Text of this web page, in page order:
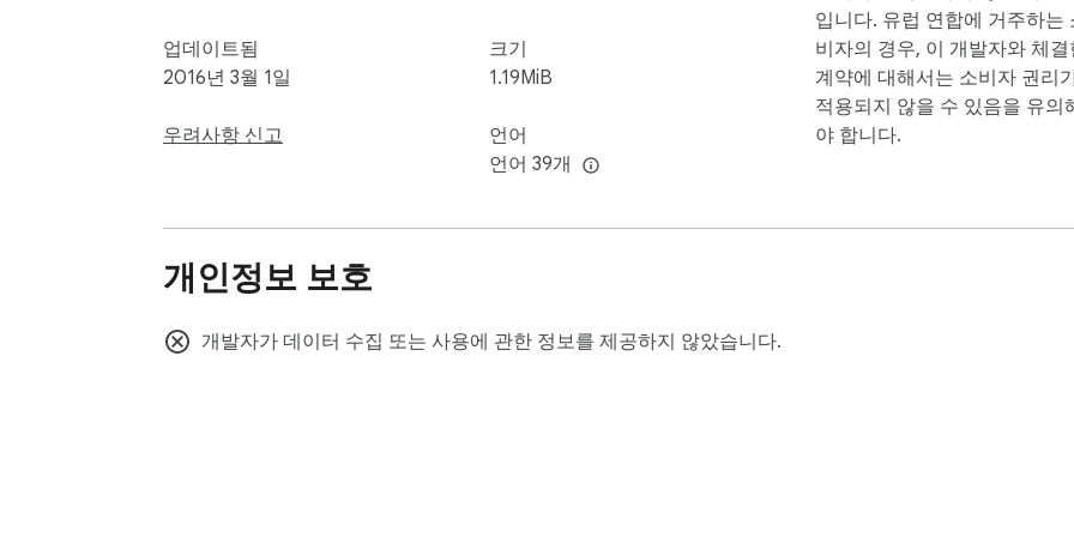
업데이트됨
2016년 3월 1일
우려사항 신고
크기
1.19MiB
언어
언어 39개
입니다. 유럽 연합에 거주하는
비자의 경우, 이 개발자와 체결
계약에 대해서는 소비자 권리
적용되지 않을 수 있음을 유의
야 합니다.
개인정보 보호
개발자가 데이터 수집 또는 사용에 관한 정보를 제공하지 않았습니다.